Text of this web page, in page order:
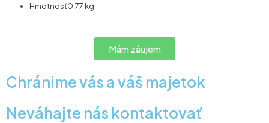
Hmotnosť0,77 kg
Mám záujem
Chránime vás a váš majetok
Neváhajte nás kontaktovať